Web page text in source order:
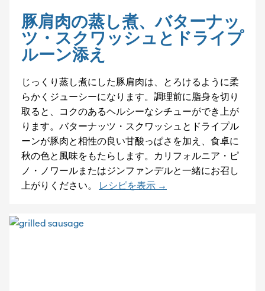
豚肩肉の蒸し煮、バターナッ
ツ・スクワッシュとドライプ
ルーン添え
じっくり蒸し煮にした豚肩肉は、とろけるように柔
らかくジューシーになります。調理前に脂身を切り
取ると、コクのあるヘルシーなシチューができ上が
ります。バターナッツ・スクワッシュとドライプル
ーンが豚肉と相性の良い甘酸っぱさを加え、食卓に
秋の色と風味をもたらします。カリフォルニア・ピ
ノ・ノワールまたはジンファンデルと一緒にお召し
上がりください。
レシピを表示 →